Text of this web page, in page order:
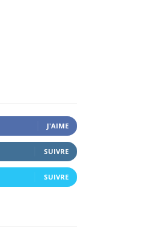
J'AIME
SUIVRE
SUIVRE